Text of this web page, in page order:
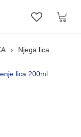
Lista
Njega lica
lica 200ml